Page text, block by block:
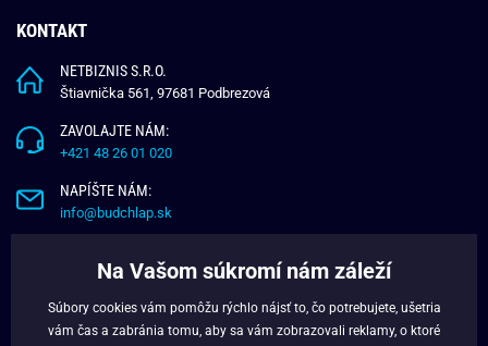
KONTAKT
NETBIZNIS S.R.O.
Štiavnička 561, 97681 Podbrezová
ZAVOLAJTE NÁM:
+421 48 26 01 020
NAPÍŠTE NÁM:
info@budchlap.sk
VERNOSTNÝ PROGRAM
Na Vašom súkromí nám záleží
Súbory cookies vám pomôžu rýchlo nájsť to, čo potrebujete, ušetria
vám čas a zabránia tomu, aby sa vám zobrazovali reklamy, o ktoré